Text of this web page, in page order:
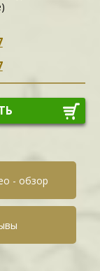
- обзор